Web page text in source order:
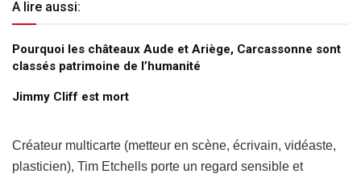
A lire aussi:
Pourquoi les châteaux Aude et Ariège, Carcassonne sont
classés patrimoine de l’humanité
Jimmy Cliff est mort
Créateur multicarte (metteur en scène, écrivain, vidéaste,
plasticien), Tim Etchells porte un regard sensible et